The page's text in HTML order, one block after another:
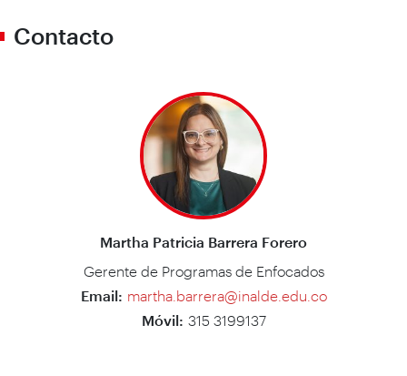
Contacto
Martha Patricia Barrera Forero
Gerente de Programas de Enfocados
Email: martha.barrera@inalde.edu.co
Móvil: 315 3199137